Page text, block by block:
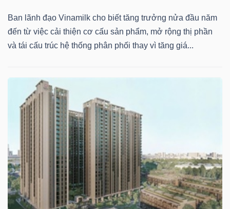
Ban lãnh đạo Vinamilk cho biết tăng trưởng nửa đầu năm
đến từ việc cải thiện cơ cấu sản phẩm, mở rộng thị phần
và tái cấu trúc hệ thống phân phối thay vì tăng giá...
Tin
tức
Bài
viết
của
tác
giả
(-)
Báo